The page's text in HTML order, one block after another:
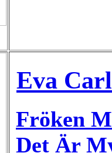
Eva
Fröken
Det Är